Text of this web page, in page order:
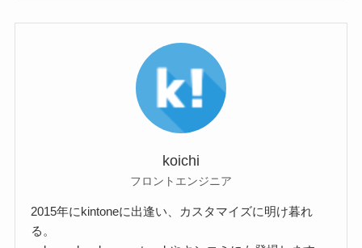
koichi
フロントエンジニア
2015年にkintoneに出逢い、カスタマイズに明け暮れ
る。